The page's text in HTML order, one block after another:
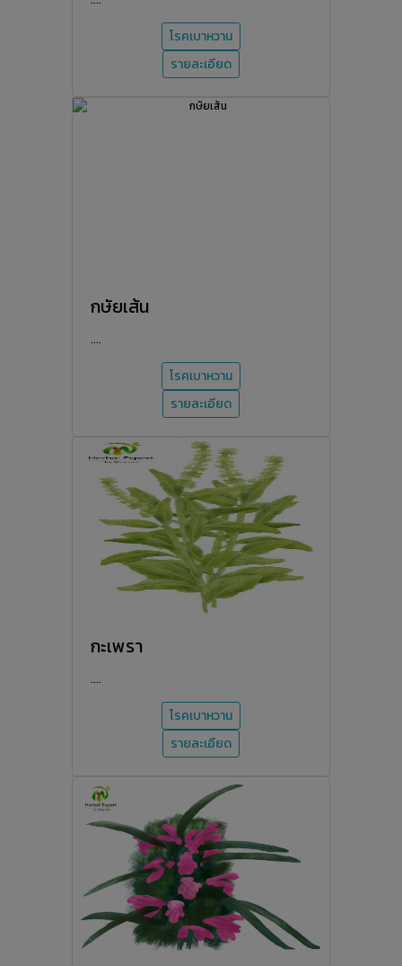
โรคเบาหวาน
รายละเอียด
กษัยเส้น
....
โรคเบาหวาน
รายละเอียด
กะเพรา
....
โรคเบาหวาน
รายละเอียด